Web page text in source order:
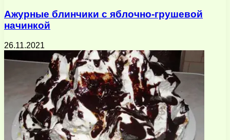
Ажурные блинчики с яблочно-грушевой
начинкой
26.11.2021